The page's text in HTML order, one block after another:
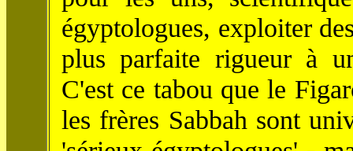
égyptologues, exploiter
plus parfaite rigueur à
C'est ce tabou que le
les frères Sabbah sont